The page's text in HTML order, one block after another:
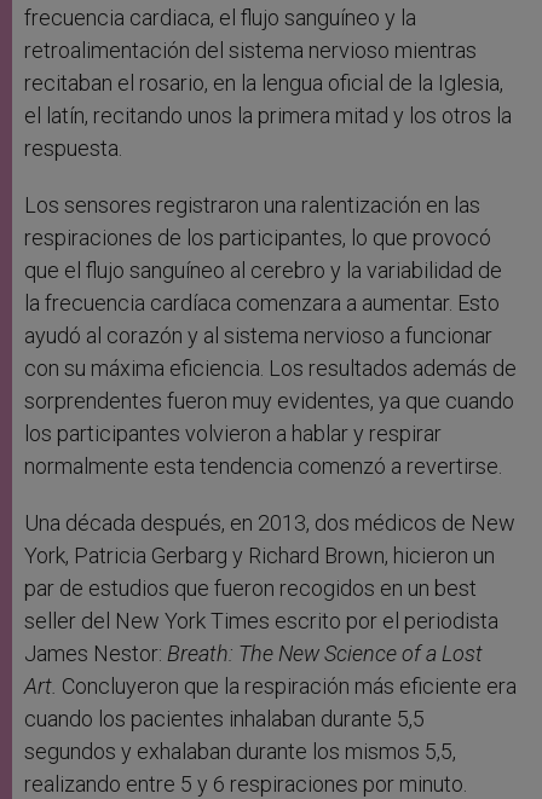
frecuencia cardiaca, el flujo sanguíneo y la
retroalimentación del sistema nervioso mientras
recitaban el rosario, en la lengua oficial de la Iglesia,
el latín, recitando unos la primera mitad y los otros la
respuesta.
Los sensores registraron una ralentización en las
respiraciones de los participantes, lo que provocó
que el flujo sanguíneo al cerebro y la variabilidad de
la frecuencia cardíaca comenzara a aumentar. Esto
ayudó al corazón y al sistema nervioso a funcionar
con su máxima eficiencia. Los resultados además de
sorprendentes fueron muy evidentes, ya que cuando
los participantes volvieron a hablar y respirar
normalmente esta tendencia comenzó a revertirse.
Una década después, en 2013, dos médicos de New
York, Patricia Gerbarg y Richard Brown, hicieron un
par de estudios que fueron recogidos en un best
seller del New York Times escrito por el periodista
James Nestor: Breath: The New Science of a Lost
Art. Concluyeron que la respiración más eficiente era
cuando los pacientes inhalaban durante 5,5
segundos y exhalaban durante los mismos 5,5,
realizando entre 5 y 6 respiraciones por minuto.